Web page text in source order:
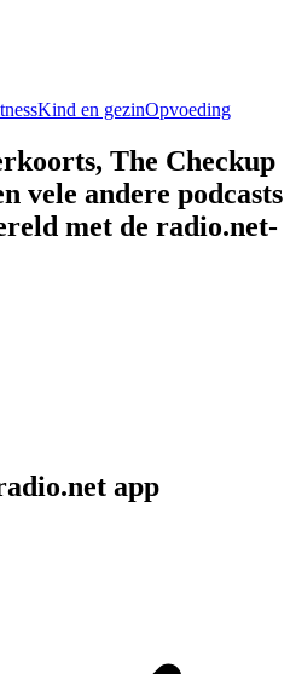
Kind en gezinOpvoeding
The Checkup
vele andere podcasts
met de radio.net-
app